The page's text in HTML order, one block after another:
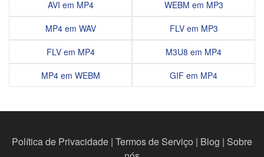
AVI em MP4
MP4 em WAV
FLV em MP4
MP4 em WEBM
WEBM em MP3
FLV em MP3
M3U8 em MP4
GIF em MP4
Política de Privacidade | Termos de Serviço | Blog | Sobre